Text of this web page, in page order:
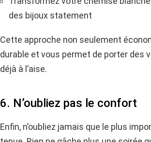
des bijoux statement
Cette approche non seulement
durable et vous permet de porter des
déjà à l’aise.
6. N’oubliez pas le confort
Enfin, n’oubliez jamais que le plus